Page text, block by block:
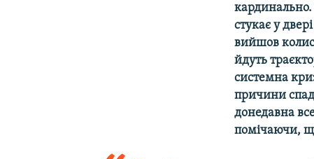
кардинально.
стукає у
вийшов
йдуть
системна
причини
донедавна
помічаючи,